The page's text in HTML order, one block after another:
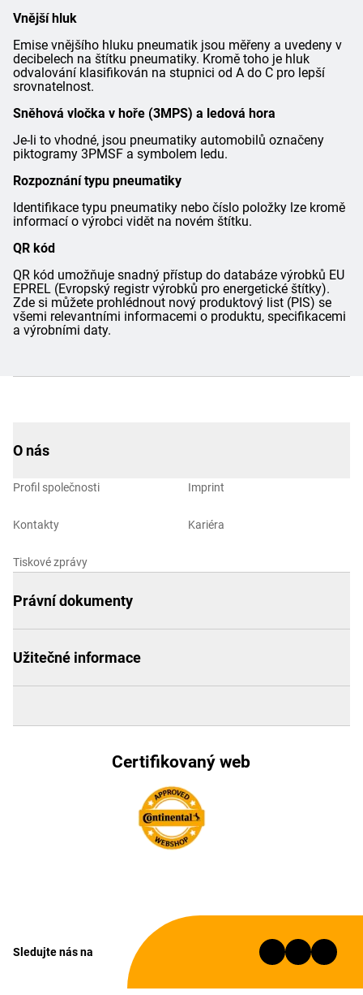
Vnější hluk
Emise vnějšího hluku pneumatik jsou měřeny a uvedeny v
decibelech na štítku pneumatiky. Kromě toho je hluk
odvalování klasifikován na stupnici od A do C pro lepší
srovnatelnost.
Sněhová vločka v hoře (3MPS) a ledová hora
Je-li to vhodné, jsou pneumatiky automobilů označeny
piktogramy 3PMSF a symbolem ledu.
Rozpoznání typu pneumatiky
Identifikace typu pneumatiky nebo číslo položky lze kromě
informací o výrobci vidět na novém štítku.
QR kód
QR kód umožňuje snadný přístup do databáze výrobků EU
EPREL (Evropský registr výrobků pro energetické štítky).
Zde si můžete prohlédnout nový produktový list (PIS) se
všemi relevantními informacemi o produktu, specifikacemi
a výrobními daty.
O nás
Profil společnosti
Kontakty
Tiskové zprávy
Imprint
Kariéra
Právní dokumenty
Užitečné informace
Certifikovaný web
Sledujte nás na